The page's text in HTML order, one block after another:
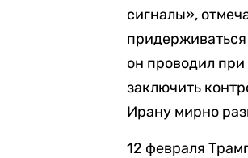
сигналы»,
он проводил при
заключить
Ирану мирно
12 февраля